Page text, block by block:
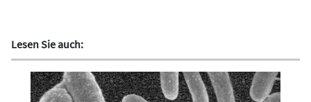
Lesen Sie auch: